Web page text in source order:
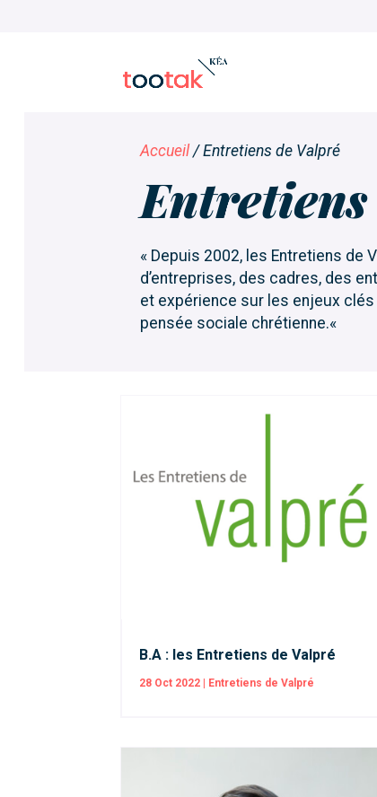
Accueil /Entretiens de Valpré
« Depuis 2002, les Entretiens de
d’entreprises, des cadres, des
et expérience sur les enjeux clés
pensée sociale chrétienne.«
B.A : les Entretiens de Valpré
28 Oct 2022 | Entretiens de Valpré